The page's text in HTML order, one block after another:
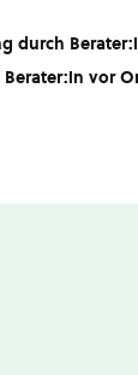
durch
vor